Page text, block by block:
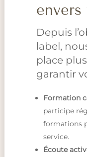
envers
Depuis
label,
place
garantir
Formation
participe
formations
service.
Écoute